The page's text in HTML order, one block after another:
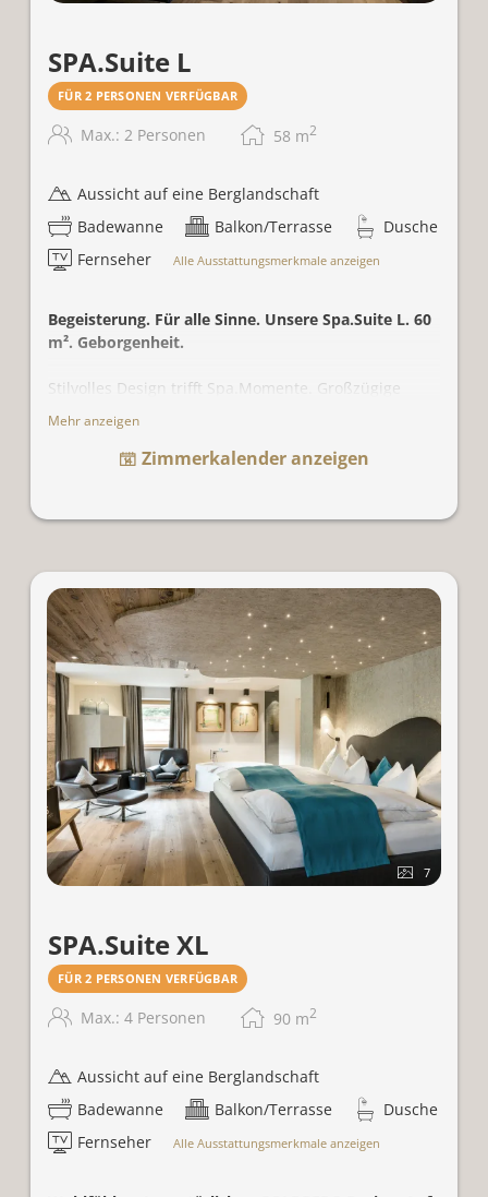
SPA.Suite L
FÜR 2 PERSONEN VERFÜGBAR
Max.: 2 Personen 58 m2
Aussicht auf eine Berglandschaft
Badewanne
Balkon/Terrasse
Dusche
Fernseher
Alle Ausstattungsmerkmale anzeigen
Begeisterung. Für alle Sinne. Unsere Spa.Suite L. 60
m². Geborgenheit.
Stilvolles Design trifft Spa.Momente. Großzügige
Wohn- und Schlafwelt mit Effektfeuer und
freistehender Badewanne. Der Wohn- & Sitzbereich
ist mit einer eigenen Zimmerbar und einer feinen
Doppelbett unter Sternenhimmel. Begleitend dazu:
SPA.Effekt: eine eigene Sauna, wahlweise finnisch, als
Infrarot oder Saunarium nutzbar.
Für 2 Personen. Mit Zustellbett für 3 Personen
möglich.
Mehr anzeigen
Zimmerkalender anzeigen
7
SPA.Suite XL
FÜR 2 PERSONEN VERFÜGBAR
Max.: 4 Personen 90 m2
Aussicht auf eine Berglandschaft
Badewanne
Balkon/Terrasse
Dusche
Fernseher
Alle Ausstattungsmerkmale anzeigen